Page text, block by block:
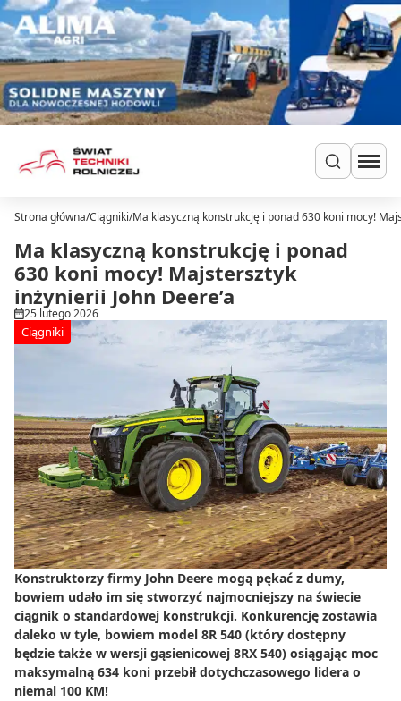
Przejdź do treści
Ciągniki
Ładowarki
Do zielonki
Dla hodowców
Uprawa
Siew i nawożenie
Ochrona i nawadnianie
Transport i przechowywanie
Do zbioru
Rolnictwo precyzyjne
Dealerzy
Ze świata techniki rolniczej
Szukaj
Strona główna/Ciągniki/Ma klasyczną konstrukcję i ponad 630 koni mocy!
Ma klasyczną konstrukcję i ponad
630 koni mocy! Majstersztyk
inżynierii John Deere’a
25 lutego 2026
Ciągniki
Konstruktorzy firmy John Deere mogą pękać z dumy,
bowiem udało im się stworzyć najmocniejszy na świecie
ciągnik o standardowej konstrukcji. Konkurencję zostawia
daleko w tyle, bowiem model 8R 540 (który dostępny
będzie także w wersji gąsienicowej 8RX 540) osiągając moc
maksymalną 634 koni przebił dotychczasowego lidera o
niemal 100 KM!